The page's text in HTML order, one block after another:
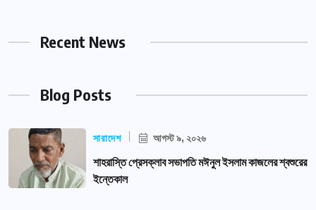
Recent News
Blog Posts
সারাদেশ আগস্ট ৯, ২০২৬
শাহরাস্তি প্রেসক্লাব সভাপতি মঈনুল ইসলাম কাজলের শ্বশুরের
ইন্তেকাল